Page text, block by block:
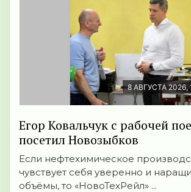
8 АВГУСТА 2026,
Егор Ковальчук с рабочей
посетил Новозыбков
Если нефтехимическое
чувствует себя уверенно и
объёмы, то «НовоТехРейл» ...